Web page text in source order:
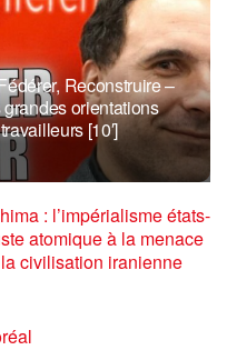
Reconstruire –
orientations
[10′]
: l’impérialisme états-
atomique à la menace
civilisation iranienne